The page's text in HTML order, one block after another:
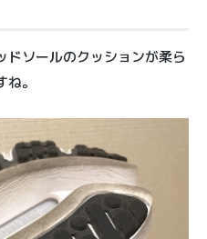
ドソールのクッションが柔ら
。